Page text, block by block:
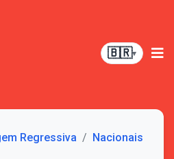
🇧🇷▾
Regressiva
Nacionais